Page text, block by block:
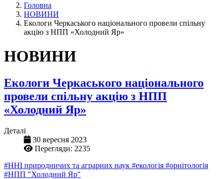
Головна
НОВИНИ
Екологи Черкаського національного провели спільну
акцію з НПП «Холодний Яр»
НОВИНИ
Екологи Черкаського національного
провели спільну акцію з НПП
«Холодний Яр»
Деталі
30 вересня 2023
Перегляди: 2235
#ННІ природничих та аграрних наук #екологія #орнітологія
#НПП "Холодний Яр"